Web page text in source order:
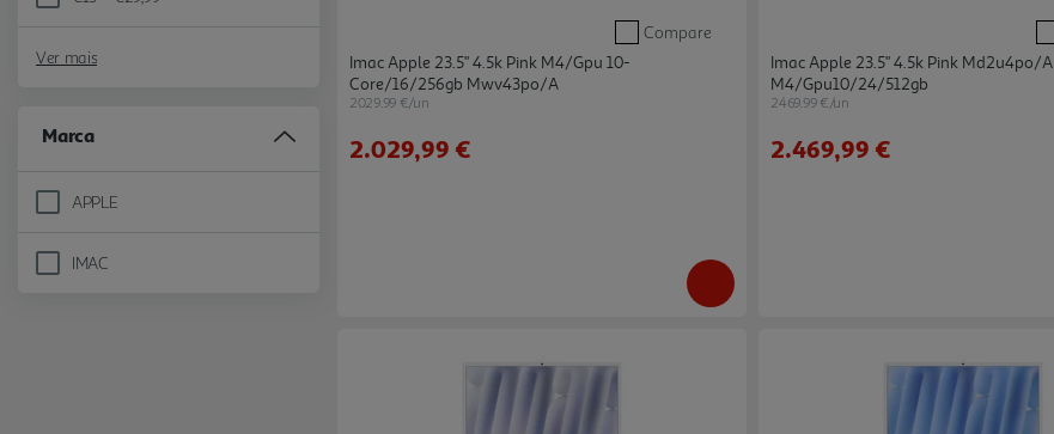
Refine by Preço: €15 - €29,99
Ver mais
Marca
APPLE
Refine by Marca: APPLE
IMAC
Refine by Marca: IMAC
Compare
Imac Apple 23.5" 4.5k Pink M4/gpu 10-
Core/16/256gb Mwv43po/a
2029.99 €/un
2.029,99 €
Imac Apple 23.5" 4.5k Pink Md2u4po/a
M4/gpu10/24/512gb
2469.99 €/un
2.469,99 €